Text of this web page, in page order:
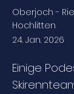
Oberjoch -
Hochlitten
24. Jan. 2026
Einige